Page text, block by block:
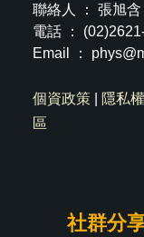
聯絡人 ： 張旭含
電話 ：
Email ：
個資政策 隱私
區
社群分